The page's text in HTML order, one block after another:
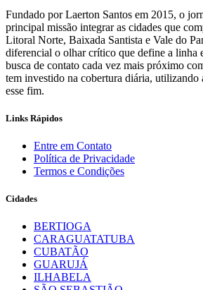
Fundado por Laerton Santos em 2015, o
principal missão integrar as cidades que
Litoral Norte, Baixada Santista e Vale do
diferencial o olhar crítico que define a linha
busca de contato cada vez mais próximo
tem investido na cobertura diária, utilizando
esse fim.
Links Rápidos
Entre em Contato
Política de Privacidade
Termos e Condições
Cidades
BERTIOGA
CARAGUATATUBA
CUBATÃO
GUARUJÁ
ILHABELA